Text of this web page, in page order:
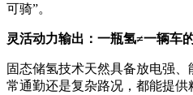
可骑”。
灵活动力输出：一瓶氢≠一辆车
固态储氢技术天然具备放电强
常通勤还是复杂路况，都能提供